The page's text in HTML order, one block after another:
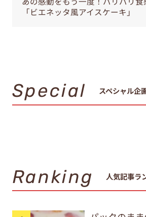
「ビエネッタ風アイスケーキ」
Special スペシャル企
Ranking 人気記事ラ